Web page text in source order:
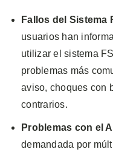
Fallos del Sistema
usuarios han
utilizar el sistema
problemas más
aviso, choques con
contrarios.
Problemas con el
demandada por